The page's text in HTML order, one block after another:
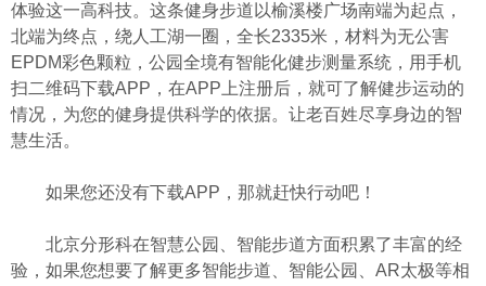
体验这一高科技。这条健身步道以榆溪楼广场南端为起点，
北端为终点，绕人工湖一圈，全长2335米，材料为无公害
EPDM彩色颗粒，公园全境有智能化健步测量系统，用手机
扫二维码下载APP，在APP上注册后，就可了解健步运动的
情况，为您的健身提供科学的依据。让老百姓尽享身边的智
慧生活。
如果您还没有下载APP，那就赶快行动吧！
北京分形科在智慧公园、智能步道方面积累了丰富的经
验，如果您想要了解更多智能步道、智能公园、AR太极等相